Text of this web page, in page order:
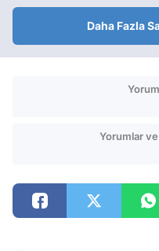
Daha Fazla
Yorumlar ve